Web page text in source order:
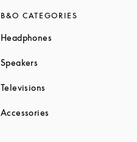
B&O CATEGORIES
Headphones
Speakers
Televisions
Accessories